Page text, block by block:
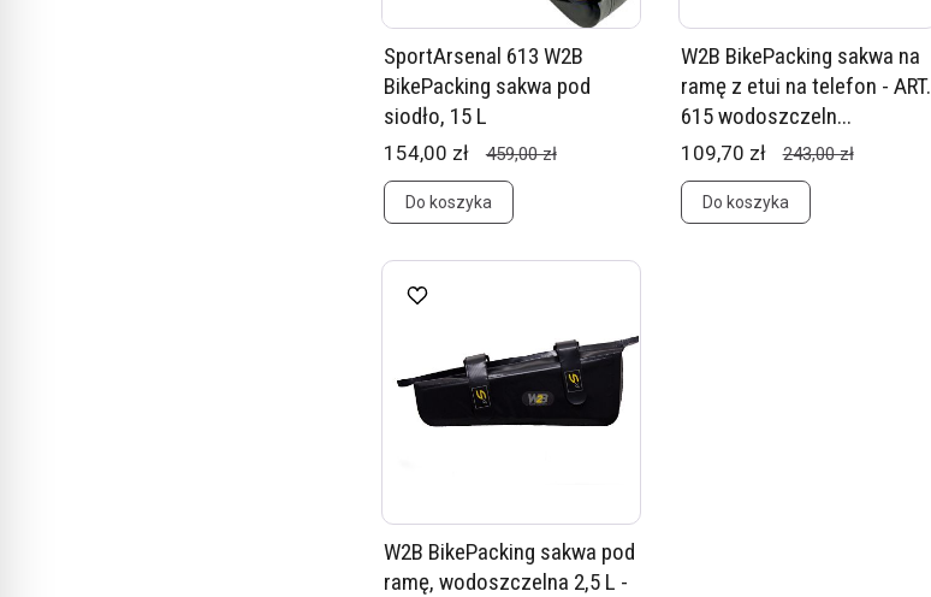
SportArsenal 613 W2B
BikePacking sakwa pod
siodło, 15 L
154,00 zł 459,00 zł
Do koszyka
W2B BikePacking sakwa na
ramę z etui na telefon - ART.
615 wodoszczeln...
109,70 zł 243,00 zł
Do koszyka
W2B BikePacking sakwa pod
ramę, wodoszczelna 2,5 L -